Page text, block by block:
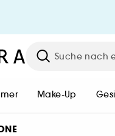
Werde kostenlos
oder melde dich mit
gesamte Sephora
Make-Up